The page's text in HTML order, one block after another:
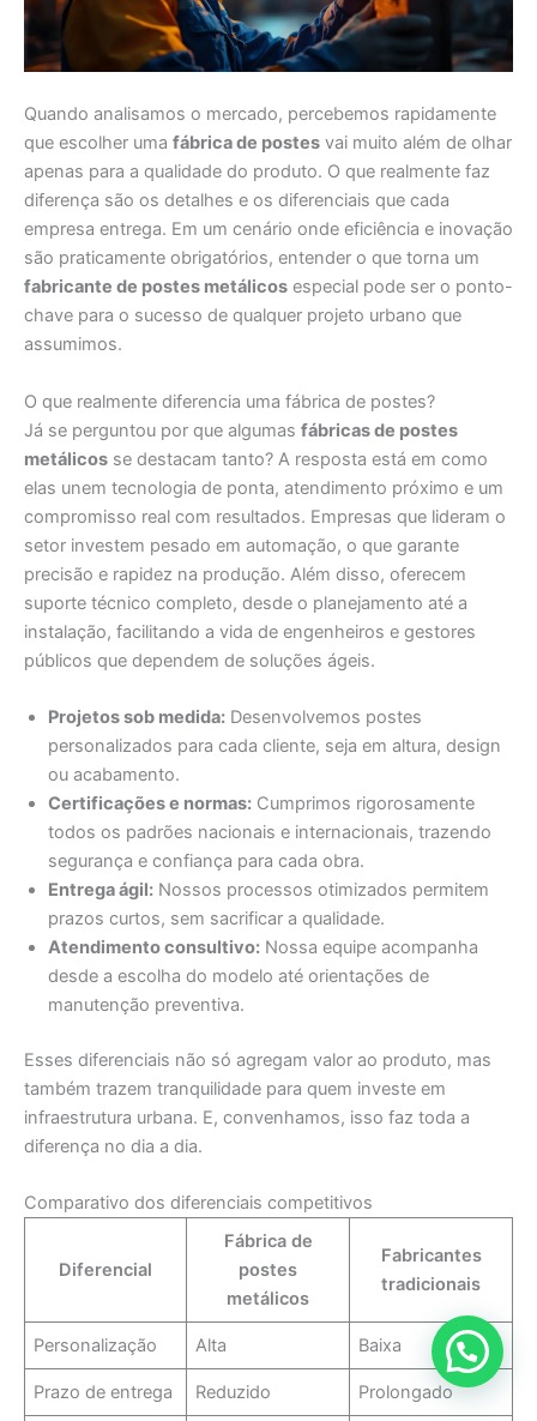
Quando analisamos o mercado, percebemos rapidamente
que escolher uma fábrica de postes vai muito além de olhar
apenas para a qualidade do produto. O que realmente faz
diferença são os detalhes e os diferenciais que cada
empresa entrega. Em um cenário onde eficiência e inovação
são praticamente obrigatórios, entender o que torna um
fabricante de postes metálicos especial pode ser o ponto-
chave para o sucesso de qualquer projeto urbano que
assumimos.
O que realmente diferencia uma fábrica de postes?
Já se perguntou por que algumas fábricas de postes
metálicos se destacam tanto? A resposta está em como
elas unem tecnologia de ponta, atendimento próximo e um
compromisso real com resultados. Empresas que lideram o
setor investem pesado em automação, o que garante
precisão e rapidez na produção. Além disso, oferecem
suporte técnico completo, desde o planejamento até a
instalação, facilitando a vida de engenheiros e gestores
públicos que dependem de soluções ágeis.
Projetos sob medida: Desenvolvemos postes
personalizados para cada cliente, seja em altura, design
ou acabamento.
Certificações e normas: Cumprimos rigorosamente
todos os padrões nacionais e internacionais, trazendo
segurança e confiança para cada obra.
Entrega ágil: Nossos processos otimizados permitem
prazos curtos, sem sacrificar a qualidade.
Atendimento consultivo: Nossa equipe acompanha
desde a escolha do modelo até orientações de
manutenção preventiva.
Esses diferenciais não só agregam valor ao produto, mas
também trazem tranquilidade para quem investe em
infraestrutura urbana. E, convenhamos, isso faz toda a
diferença no dia a dia.
Comparativo dos diferenciais competitivos
Diferencial
Fábrica de
postes
metálicos
Fabricantes
tradicionais
Personalização Alta Baixa
Prazo de entrega Reduzido Prolongado